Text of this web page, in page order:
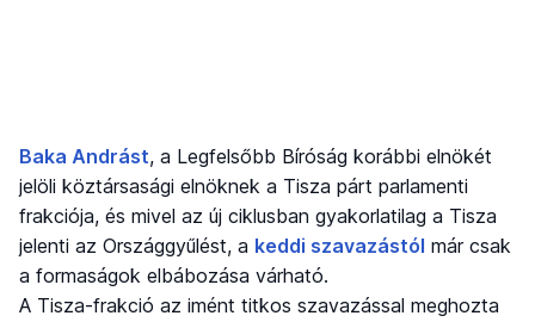
Baka Andrást, a Legfelsőbb Bíróság korábbi elnökét
jelöli köztársasági elnöknek a Tisza párt parlamenti
frakciója, és mivel az új ciklusban gyakorlatilag a Tisza
jelenti az Országgyűlést, a keddi szavazástól már csak
a formaságok elbábozása várható.
A Tisza-frakció az imént titkos szavazással meghozta